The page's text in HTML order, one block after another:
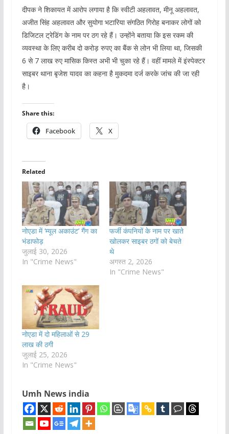
दीपक ने शिकायत में आरोप लगाया है कि स्वीटी अहलावत, मीनू अहलावत,
अजीत सिंह अहलावत और सुयोगा भटारिया संगठित गिरोह बनाकर लोगों को
डिजिटल ट्रेडिंग के नाम पर ठग रहे हैं। उन्होंने बताया कि इस रकम की
व्यवस्था के लिए करीब दो करोड़ रुपए का बैंक से लोन भी लिया था, जिसकी
6 से 7 लाख रुए मासिक किस्त अभी भी चुका रहे हैं। वहीं मामले में इंस्पेक्टर
साइबर थाना बृजेश यादव का कहना है मुकदमा दर्ज करके जांच की जा रही
है।
Share this:
Facebook X
Related
नोएडा में ‘म्यूल अकाउंट’ गैंग का
भंडाफोड़
जुलाई 30, 2026
In "Crime News"
फर्जी कंपनियों के नाम पर खाते
खोलकर साइबर ठगों को बेचते
थे
अगस्त 2, 2026
In "Crime News"
नोएडा में दो महिलाओं से 29
लाख की ठगी
जुलाई 25, 2026
In "Crime News"
Umh News india